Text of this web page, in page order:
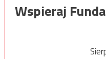
Wspieraj